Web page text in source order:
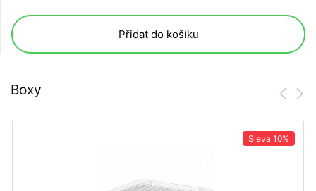
Přidat do košíku
Boxy
Sleva 10%